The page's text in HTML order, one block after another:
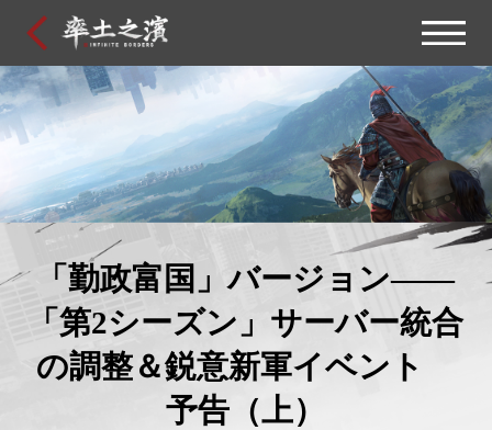
「勤政富国」バージョン——
「第2シーズン」サーバー統合
の調整＆鋭意新軍イベント
予告（上）